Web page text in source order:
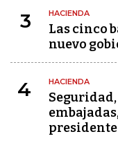
3 HACIENDA
Las cinco
nuevo
4 HACIENDA
presidente